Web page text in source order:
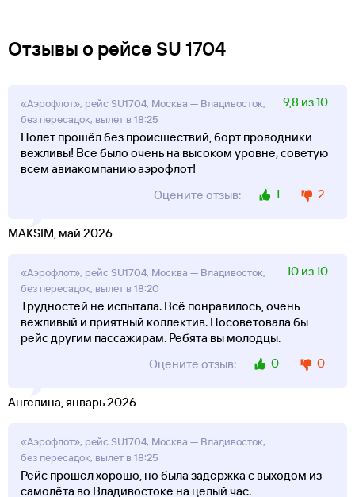
Отзывы о рейсе SU 1704
«Аэрофлот», рейс SU1704, Москва — Владивосток,
без пересадок, вылет в 18:25
9,8 из 10
Полет прошёл без происшествий, борт проводники
вежливы! Все было очень на высоком уровне, советую
всем авиакомпанию аэрофлот!
Оцените отзыв:
1 2
MAKSIM, май 2026
«Аэрофлот», рейс SU1704, Москва — Владивосток,
без пересадок, вылет в 18:20
10 из 10
Трудностей не испытала. Всё понравилось, очень
вежливый и приятный коллектив. Посоветовала бы
рейс другим пассажирам. Ребята вы молодцы.
Оцените отзыв:
0 0
Ангелина, январь 2026
«Аэрофлот», рейс SU1704, Москва — Владивосток,
без пересадок, вылет в 18:25
Рейс прошел хорошо, но была задержка с выходом из
самолёта во Владивостоке на целый час.